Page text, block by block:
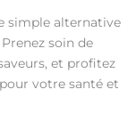
simple alternative
soin de
et profitez
votre santé et